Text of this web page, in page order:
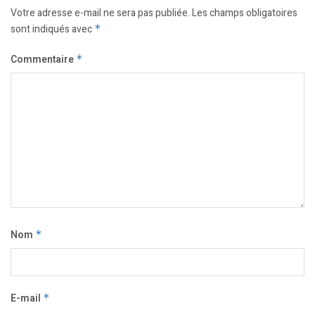
Votre adresse e-mail ne sera pas publiée.Les champs obligatoires
sont indiqués avec *
Commentaire *
Nom *
E-mail *